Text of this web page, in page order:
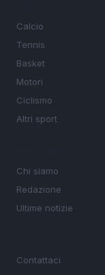
Calcio
Tennis
Basket
Motori
Ciclismo
Altri sport
Chi siamo
Redazione
Ultime notizie
Contattaci